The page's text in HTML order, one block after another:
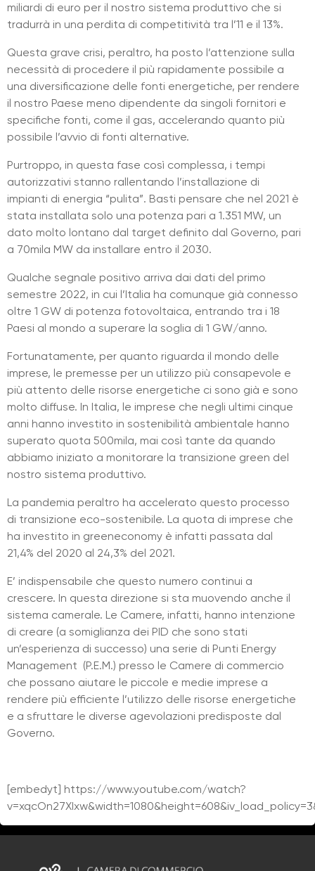
miliardi di euro per il nostro sistema produttivo che si
tradurrà in una perdita di competitività tra l’11 e il 13%.
Questa grave crisi, peraltro, ha posto l’attenzione sulla
necessità di procedere il più rapidamente possibile a
una diversificazione delle fonti energetiche, per rendere
il nostro Paese meno dipendente da singoli fornitori e
specifiche fonti, come il gas, accelerando quanto più
possibile l’avvio di fonti alternative.
Purtroppo, in questa fase così complessa, i tempi
autorizzativi stanno rallentando l’installazione di
impianti di energia “pulita”. Basti pensare che nel 2021 è
stata installata solo una potenza pari a 1.351 MW, un
dato molto lontano dal target definito dal Governo, pari
a 70mila MW da installare entro il 2030.
Qualche segnale positivo arriva dai dati del primo
semestre 2022, in cui l’Italia ha comunque già connesso
oltre 1 GW di potenza fotovoltaica, entrando tra i 18
Paesi al mondo a superare la soglia di 1 GW/anno.
Fortunatamente, per quanto riguarda il mondo delle
imprese, le premesse per un utilizzo più consapevole e
più attento delle risorse energetiche ci sono già e sono
molto diffuse. In Italia, le imprese che negli ultimi cinque
anni hanno investito in sostenibilità ambientale hanno
superato quota 500mila, mai così tante da quando
abbiamo iniziato a monitorare la transizione green del
nostro sistema produttivo.
La pandemia peraltro ha accelerato questo processo
di transizione eco-sostenibile. La quota di imprese che
ha investito in greeneconomy è infatti passata dal
21,4% del 2020 al 24,3% del 2021.
E’ indispensabile che questo numero continui a
crescere. In questa direzione si sta muovendo anche il
sistema camerale. Le Camere, infatti, hanno intenzione
di creare (a somiglianza dei PID che sono stati
un’esperienza di successo) una serie di Punti Energy
Management (P.E.M.) presso le Camere di commercio
che possano aiutare le piccole e medie imprese a
rendere più efficiente l’utilizzo delle risorse energetiche
e a sfruttare le diverse agevolazioni predisposte dal
Governo.
[embedyt] https://www.youtube.com/watch?